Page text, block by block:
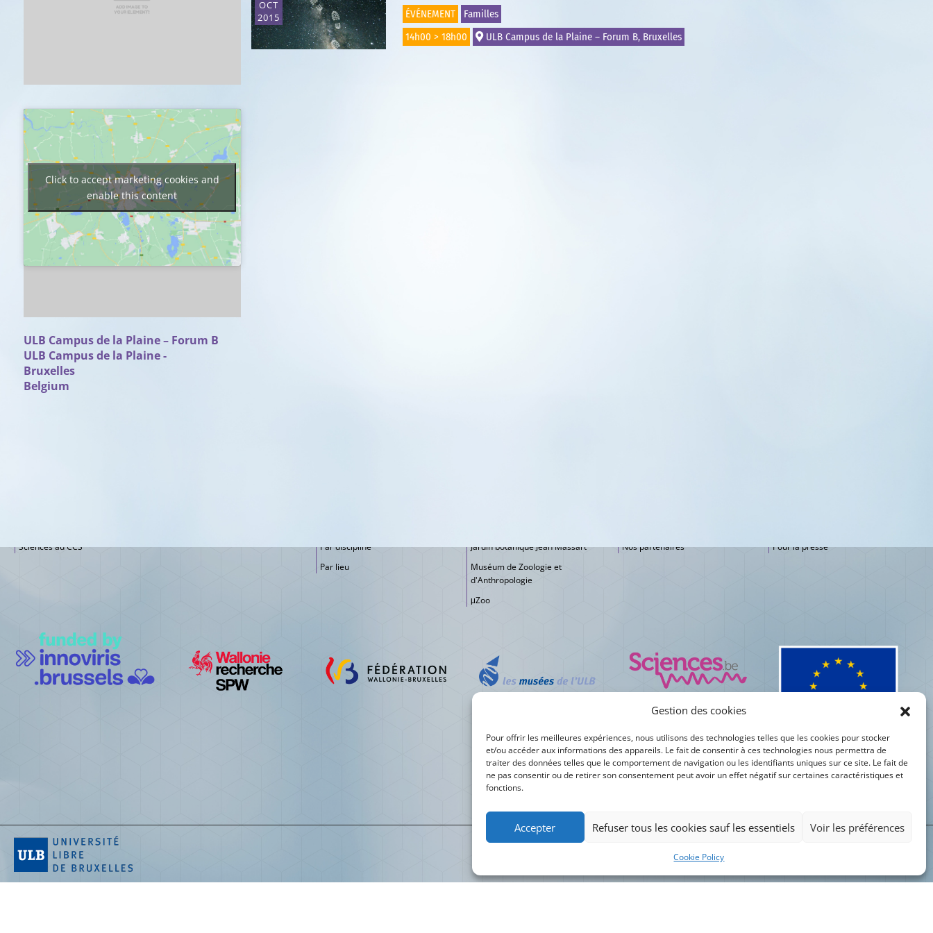
Gestion des cookies
Pour offrir les meilleures expériences, nous utilisons des technologies telles que les cookies pour stocker
et/ou accéder aux informations des appareils. Le fait de consentir à ces technologies nous permettra de
traiter des données telles que le comportement de navigation ou les identifiants uniques sur ce site. Le fait de
ne pas consentir ou de retirer son consentement peut avoir un effet négatif sur certaines caractéristiques et
fonctions.
Accepter Refuser tous les cookies sauf les essentiels Voir les préférences
Cookie Policy
Click to accept marketing cookies and
enable this content
ULB Campus de la Plaine – Forum B
ULB Campus de la Plaine -
Bruxelles
Belgium
OCT
2015
ÉVÉNEMENT
Familles
14h00 > 18h00
ULB Campus de la Plaine – Forum B, Bruxelles
Sciences au CCS
Par discipline
Par lieu
Jardin botanique Jean Massart
Muséum de Zoologie et
d'Anthropologie
μZoo
Nos partenaires
Pour la presse